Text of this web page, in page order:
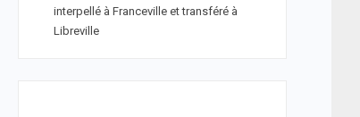
interpellé à Franceville et transféré à
Libreville